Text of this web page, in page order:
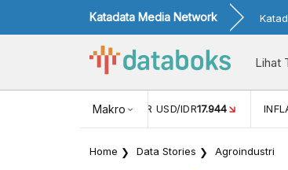
Katadata Media Network
Lihat
Makro
NILAI TUKAR USD/IDR17.944
Home Data Stories Agroindustri